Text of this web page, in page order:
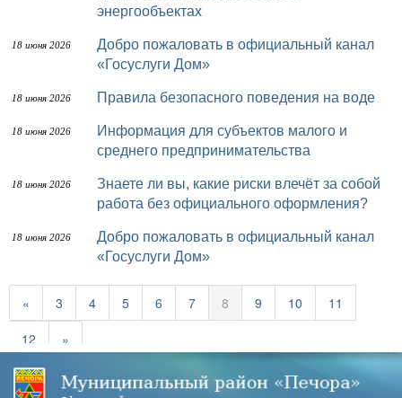
энергообъектах
18 июня 2026
Добро пожаловать в официальный канал
«Госуслуги Дом»
18 июня 2026 Правила безопасного поведения на воде
18 июня 2026
Информация для субъектов малого и
среднего предпринимательства
18 июня 2026
Знаете ли вы, какие риски влечёт за собой
работа без официального оформления?
18 июня 2026
Добро пожаловать в официальный канал
«Госуслуги Дом»
« 3 4 5 6 7 8 9 10
11
12
»